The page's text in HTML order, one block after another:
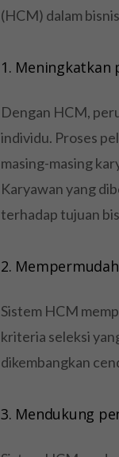
(HCM) dalam
1.
Dengan HCM,
individu. Proses
masing-masing
Karyawan yang
terhadap tujuan
2.
Sistem HCM
kriteria seleksi
dikembangkan
3. Mendukung